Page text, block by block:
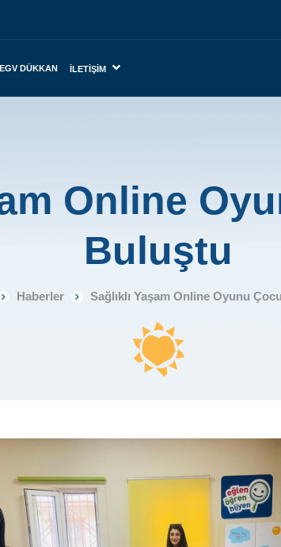
DÜKKAN İLETIŞIM
Online
Buluştu
Haberler Sağlıklı Yaşam Online Oyunu